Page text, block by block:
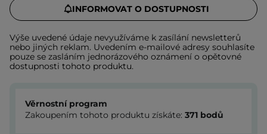
INFORMOVAT O DOSTUPNOSTI
Výše uvedené údaje nevyužíváme k zasílání newsletterů
nebo jiných reklam. Uvedením e-mailové adresy souhlasíte
pouze se zasláním jednorázového oznámení o opětovné
dostupnosti tohoto produktu.
Věrnostní program
Zakoupením tohoto produktu získáte: 371 bodů